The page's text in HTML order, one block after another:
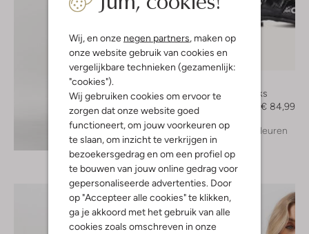
Wij, en onze negen partners , maken op
onze website gebruik van cookies en
vergelijkbare technieken (gezamenlijk:
"cookies").
Wij gebruiken cookies om ervoor te
zorgen dat onze website goed
functioneert, om jouw voorkeuren op
te slaan, om inzicht te verkrijgen in
bezoekersgedrag en om een profiel op
te bouwen van jouw online gedrag voor
gepersonaliseerde advertenties. Door
op "Accepteer alle cookies" te klikken,
ga je akkoord met het gebruik van alle
cookies zoals omschreven in onze
Ontdek de look
Slingbacks
€ 84,99
+ meer kleuren